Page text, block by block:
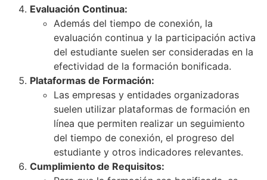
Evaluación Continua:
Además del tiempo de conexión, la
evaluación continua y la participación activa
del estudiante suelen ser consideradas en la
efectividad de la formación bonificada.
Plataformas de Formación:
Las empresas y entidades organizadoras
suelen utilizar plataformas de formación en
línea que permiten realizar un seguimiento
del tiempo de conexión, el progreso del
estudiante y otros indicadores relevantes.
Cumplimiento de Requisitos: